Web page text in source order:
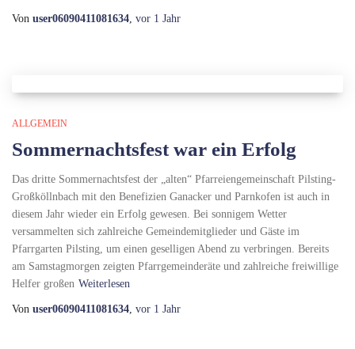
Von user06090411081634, vor 1 Jahr
ALLGEMEIN
Sommernachtsfest war ein Erfolg
Das dritte Sommernachtsfest der „alten“ Pfarreiengemeinschaft Pilsting-
Großköllnbach mit den Benefizien Ganacker und Parnkofen ist auch in
diesem Jahr wieder ein Erfolg gewesen. Bei sonnigem Wetter
versammelten sich zahlreiche Gemeindemitglieder und Gäste im
Pfarrgarten Pilsting, um einen geselligen Abend zu verbringen. Bereits
am Samstagmorgen zeigten Pfarrgemeinderäte und zahlreiche freiwillige
Helfer großen Weiterlesen
Von user06090411081634, vor 1 Jahr